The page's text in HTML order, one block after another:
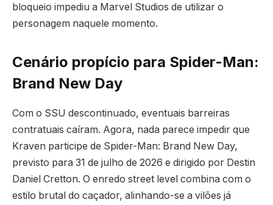
bloqueio impediu a Marvel Studios de utilizar o
personagem naquele momento.
Cenário propício para Spider-Man:
Brand New Day
Com o SSU descontinuado, eventuais barreiras
contratuais caíram. Agora, nada parece impedir que
Kraven participe de Spider-Man: Brand New Day,
previsto para 31 de julho de 2026 e dirigido por Destin
Daniel Cretton. O enredo street level combina com o
estilo brutal do caçador, alinhando-se a vilões já